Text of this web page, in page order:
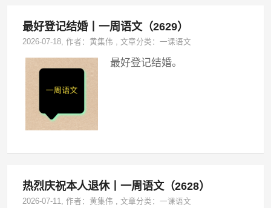
最好登记结婚丨一周语文（2629）
2026-07-18, 作者：黄集伟 ,文章分类：一课语文
最好登记结婚。
热烈庆祝本人退休丨一周语文（2628）
2026-07-11, 作者：黄集伟 ,文章分类：一课语文